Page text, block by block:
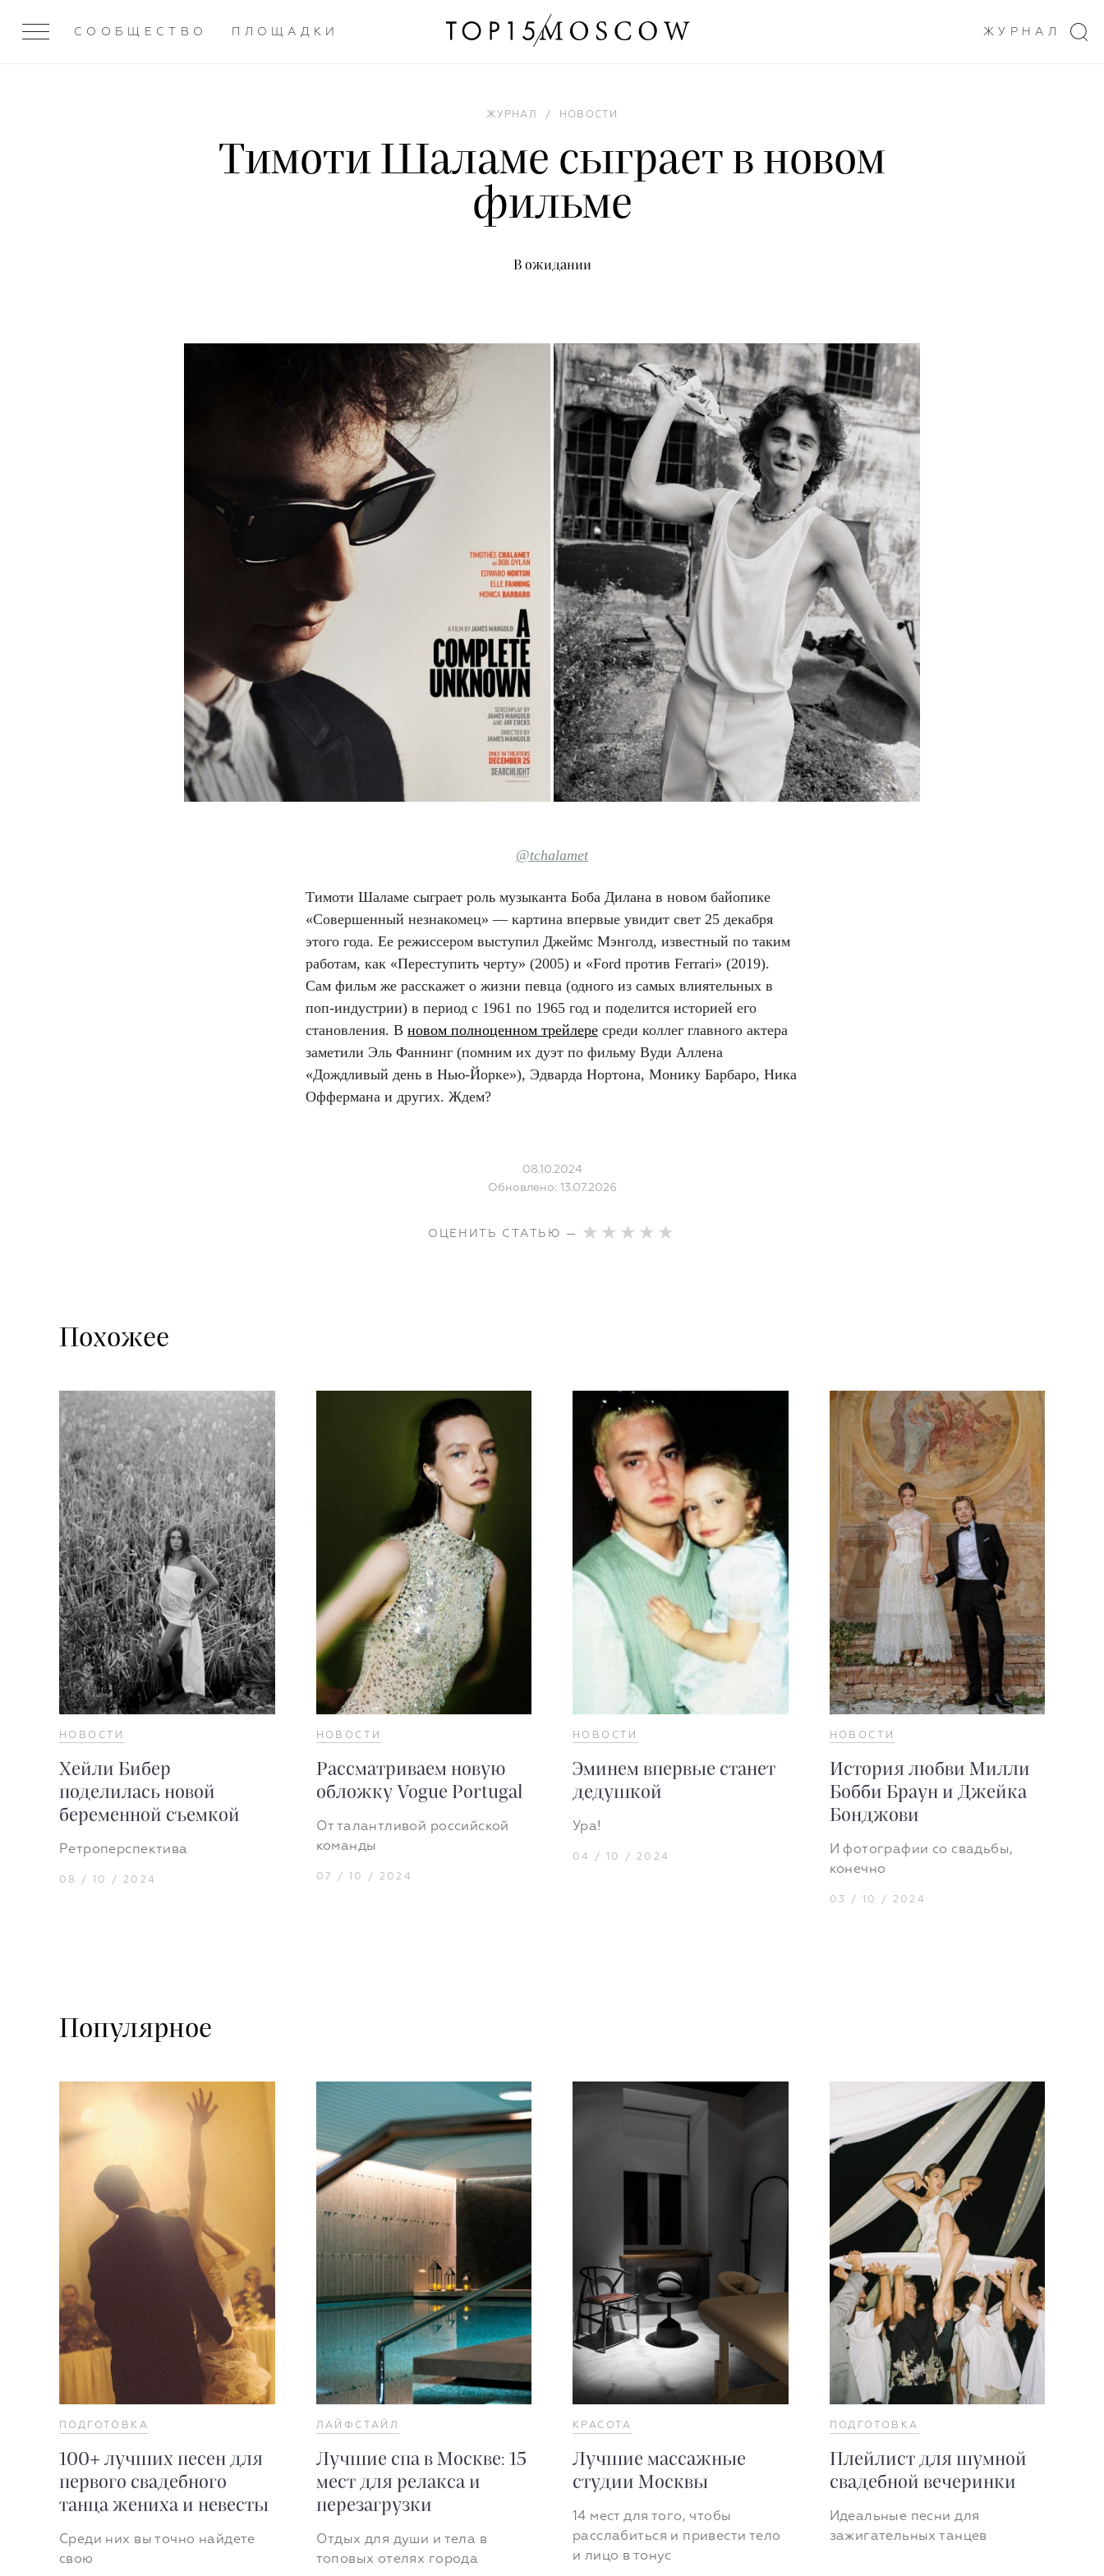
СООБЩЕСТВО ПЛОЩАДКИ ЖУРНАЛ
ЖУРНАЛ / НОВОСТИ
Тимоти Шаламе сыграет в новом
фильме
В ожидании
@tchalamet
Тимоти Шаламе сыграет роль музыканта Боба Дилана в новом байопике
«Совершенный незнакомец» — картина впервые увидит свет 25 декабря
этого года. Ее режиссером выступил Джеймс Мэнголд, известный по таким
работам, как «Переступить черту» (2005) и «Ford против Ferrari» (2019).
Сам фильм же расскажет о жизни певца (одного из самых влиятельных в
поп-индустрии) в период с 1961 по 1965 год и поделится историей его
становления. В новом полноценном трейлере среди коллег главного актера
заметили Эль Фаннинг (помним их дуэт по фильму Вуди Аллена
«Дождливый день в Нью-Йорке»), Эдварда Нортона, Монику Барбаро, Ника
Оффермана и других. Ждем?
08.10.2024
Обновлено: 13.07.2026
ОЦЕНИТЬ СТАТЬЮ —
Похожее
НОВОСТИ
Хейли Бибер
поделилась новой
беременной съемкой
Ретроперспектива
08 / 10 / 2024
НОВОСТИ
Рассматриваем новую
обложку Vogue Portugal
От талантливой российской
команды
07 / 10 / 2024
НОВОСТИ
Эминем впервые станет
дедушкой
Ура!
04 / 10 / 2024
НОВОСТИ
История любви Милли
Бобби Браун и Джейка
Бонджови
И фотографии со свадьбы,
конечно
03 / 10 / 2024
Популярное
ПОДГОТОВКА
100+ лучших песен для
первого свадебного
танца жениха и невесты
Среди них вы точно найдете
свою
ЛАЙФСТАЙЛ
Лучшие спа в Москве: 15
мест для релакса и
перезагрузки
Отдых для души и тела в
топовых отелях города
КРАСОТА
Лучшие массажные
студии Москвы
14 мест для того, чтобы
расслабиться и привести тело
и лицо в тонус
ПОДГОТОВКА
Плейлист для шумной
свадебной вечеринки
Идеальные песни для
зажигательных танцев